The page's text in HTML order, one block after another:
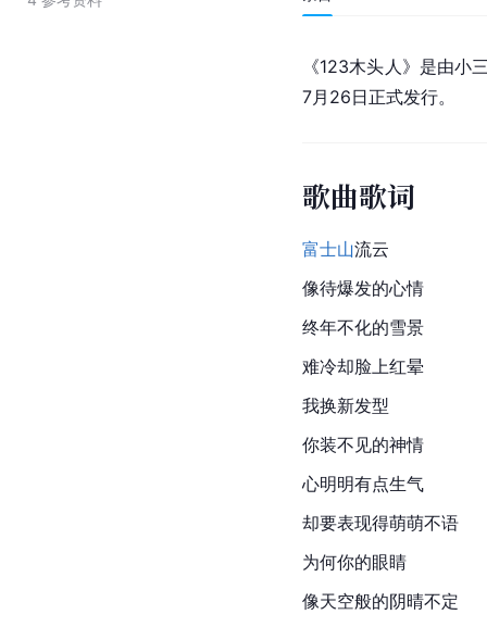
《123木头人》是由小
7月26日正式发行。
歌曲歌词
富士山流云
像待爆发的心情
终年不化的雪景
难冷却脸上红晕
我换新发型
你装不见的神情
心明明有点生气
却要表现得萌萌不语
为何你的眼睛
像天空般的阴晴不定